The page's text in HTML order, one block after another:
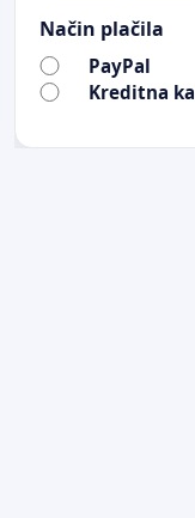
Način plačila
PayPal
Kreditna